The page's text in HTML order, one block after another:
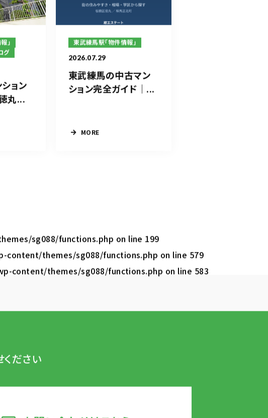
」
グ
ョン
丸...
東武練馬駅「物件情報」
2026.07.29
東武練馬の中古マン
ション完全ガイド｜...
MORE
sg088/functions.php on line 199
themes/sg088/functions.php on line 579
content/themes/sg088/functions.php on line 583
ださい